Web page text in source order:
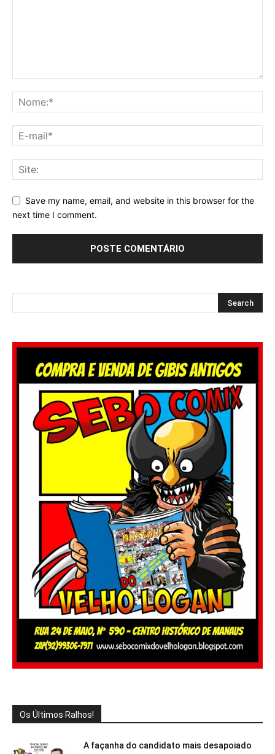
Save my name, email, and website in this browser for the
next time I comment.
Os Últimos Ralhos!
A façanha do candidato mais desapoiado